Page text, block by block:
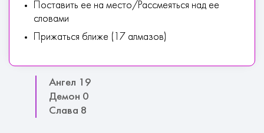
Поставить ее на место/Рассмеяться над ее
словами
Прижаться ближе (17 алмазов)
Ангел 19
Демон 0
Слава 8